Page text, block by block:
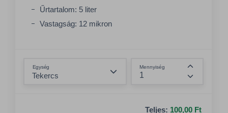
Űrtartalom: 5 liter
Vastagság: 12 mikron
Egység Mennyiség
Összeg
Teljes: 100,00 Ft